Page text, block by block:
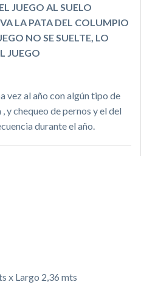
JUEGO AL SUELO
LA PATA DEL COLUMPIO
NO SE SUELTE, LO
JUEGO
vez al año con algún tipo de
chequeo de pernos y el del
durante el año.
x Largo 2,36 mts